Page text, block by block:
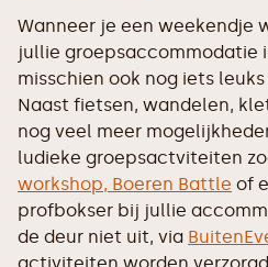
Wanneer je een weekendje
jullie groepsaccommodatie
misschien ook nog iets
Naast fietsen, wandelen,
nog veel meer
ludieke groepsactviteiten
workshop, Boeren Battle of
profbokser bij jullie
de deur niet uit, via